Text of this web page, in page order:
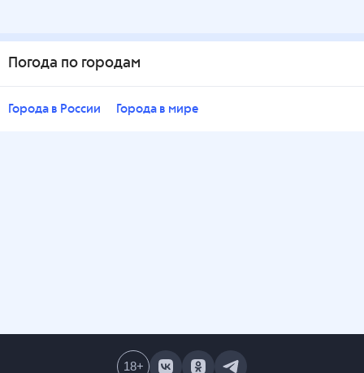
Погода по городам
Города в России Города в мире
18+